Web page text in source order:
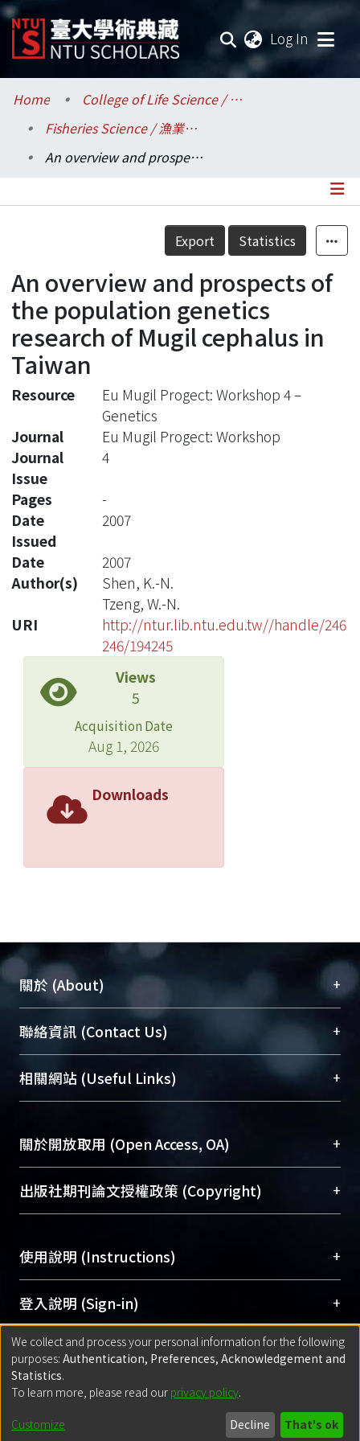
Log In
Communities & Collections
Research Outputs
Statistics
Home
College of Life Science / 生命科學院
Fisheries Science / 漁業科學研究所
An overview and prospects of the population genetics research of Mugil cephalus in Taiwan
Details
Export Statistics
An overview and prospects of
the population genetics
research of Mugil cephalus in
Taiwan
Resource
Eu Mugil Progect: Workshop 4 –
Genetics
Journal
Eu Mugil Progect: Workshop
Journal
Issue
4
Pages
-
Date
Issued
2007
Date
2007
Author(s)
Shen, K.-N.
Tzeng, W.-N.
URI
http://ntur.lib.ntu.edu.tw//handle/246
246/194245
Views
5
Acquisition Date
Aug 1, 2026
Downloads
關於 (About) +
臺大位居世界頂尖大學之列，為永久珍藏及向國際
展現本校豐碩的研究成果及學術能量，圖書館整合
機構典藏（NTUR）與學術庫（AH）不同功能平
台，成為臺大學術典藏NTU scholars。期能整合研
成果。
To permanently archive and promote researcher
profiles and scholarly works, Library integrates the
services of “NTU Repository” with “Academic
聯絡資訊 (Contact Us) +
總館學科館員(Main Library)
醫學圖書館學科館員(Medical Library)
Sciences Library)
相關網站 (Useful Links) +
關於開放取用 (Open Access, OA) +
開放取用是從使用者角度提升資訊取用性的社會運
動，應用在學術研究上是透過將研究著作公開供使
用逐年攀升。同時可加速研究發展、提升研究影響
Archive）平台。 （點選深入了解OA）
出版社期刊論文授權政策 (Copyright) +
含部分內容的版權非匯入者所有，或由第三方贊
助與合作完成，請確認該版權所有者及第三方同
意提供此授權。
Please represent that the submission is your
original work, and that you have the right to
grant the rights to upload.
若欲上傳已出版的全文電子檔，可使用
policy finder
網站查詢，以確認出版單位之版權
政策。
使用說明 (Instructions) +
網站簡介(Quickstart Guide)
使用手冊(Instruction Manual)
線上預約服務(Booking Service)
登入說明 (Sign-in) +
方案一：臺灣大學計算機中心帳號登入
(With C&INC Email Account)
方案二：ORCID帳號登入(With ORCID)
匯入著作 (Submission) +
方案一：定期更新ORCID者，以ID匯入
for identifier (ORCID))
Built withDSpace-CRIS software
- Extension maintained and optimized
We collect and process your personal information for the following
purposes: Authentication, Preferences, Acknowledgement and
Statistics.
To learn more, please read our privacy policy.
Customize Decline That's ok